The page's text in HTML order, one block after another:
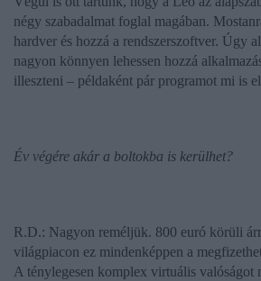
négy szabadalmat foglal magában.
hardver és hozzá a rendszerszoftver. Úgy
nagyon könnyen lehessen hozzá
illeszteni – példaként pár programot mi is
Év végére akár a boltokba is kerülhet?
R.D.: Nagyon reméljük. 800 euró körüli
világpiacon ez mindenképpen a
A ténylegesen komplex virtuális valóságot